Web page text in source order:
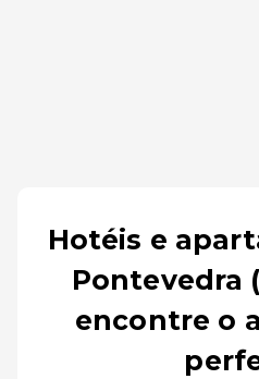
Hotéis e
Pontevedra
encontre o